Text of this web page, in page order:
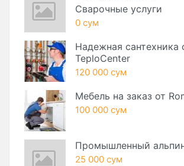
Сварочные услуги
0 сум
Надежная сантехника
TeploCenter
120 000 сум
Мебель на заказ от
100 000 сум
Промышленный
25 000 сум